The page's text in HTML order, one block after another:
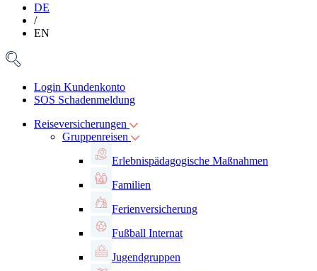
DE
/
EN
Login Kundenkonto
SOS Schadenmeldung
Reiseversicherungen
Gruppenreisen
Erlebnispädagogische Maßnahmen
Familien
Ferienversicherung
Fußball Internat
Jugendgruppen